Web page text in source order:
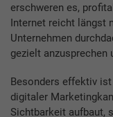
erschweren es,
Internet reicht längst
Unternehmen
gezielt anzusprechen
Besonders effektiv
digitaler
Sichtbarkeit aufbaut,